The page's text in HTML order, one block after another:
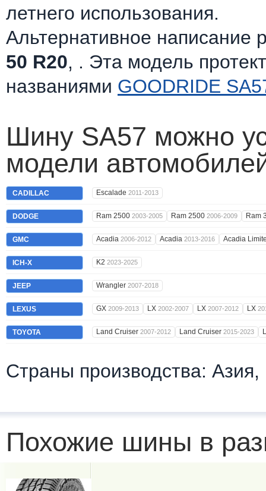
летнего использования.
Альтернативное написание
50 R20, . Эта модель
названиями GOODRIDE
Шину SA57 можно
модели
CADILLAC Escalade 2011-2013
DODGE Ram 2500 2003-2005 Ram 2500 2006-2009 Ram
GMC Acadia 2006-2012 Acadia 2013-2016 Acadia
ICH-X K2 2023-2025
JEEP Wrangler 2007-2018
LEXUS GX 2009-2013 LX 2002-2007 LX 2007-2012 LX
TOYOTA Land Cruiser 2007-2012 Land Cruiser 2015-2023
Страны производства: Азия,
Похожие шины в